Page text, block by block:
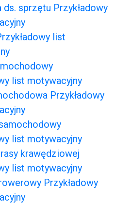
ds. sprzętu Przykładowy
list
list motywacyjny
Przykładowy
list motywacyjny
krawędziowej
list motywacyjny
Przykładowy